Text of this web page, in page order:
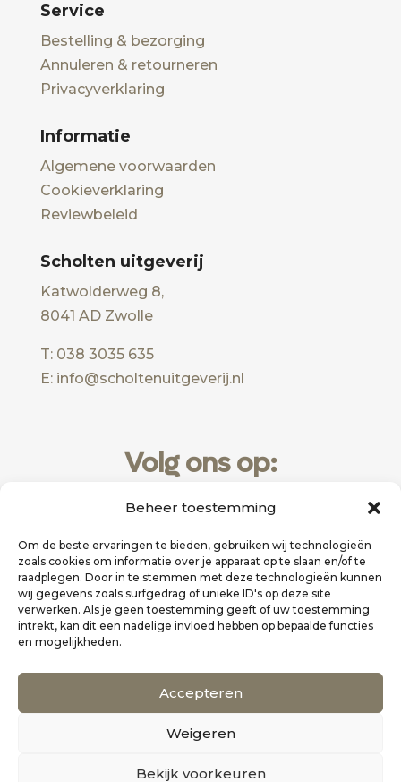
Beheer toestemming
Om de beste ervaringen te bieden, gebruiken wij technologieën
zoals cookies om informatie over je apparaat op te slaan en/of te
raadplegen. Door in te stemmen met deze technologieën kunnen
wij gegevens zoals surfgedrag of unieke ID's op deze site
verwerken. Als je geen toestemming geeft of uw toestemming
intrekt, kan dit een nadelige invloed hebben op bepaalde functies
en mogelijkheden.
Accepteren
Weigeren
Bekijk voorkeuren
Service
Bestelling & bezorging
Annuleren & retourneren
Privacyverklaring
Informatie
Algemene voorwaarden
Cookieverklaring
Reviewbeleid
Scholten uitgeverij
Katwolderweg 8,
8041 AD Zwolle
T: 038 3035 635
E: info@scholtenuitgeverij.nl
Volg ons op:
Website realisatie doorZakelijk Bereikbaar
Alle rechten voorbehouden